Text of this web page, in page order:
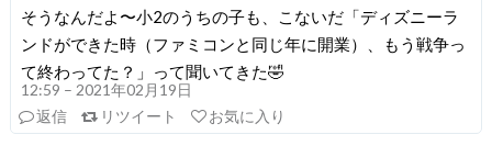
そうなんだよ〜小2のうちの子も、こないだ「ディズニーラ
ンドができた時（ファミコンと同じ年に開業）、もう戦争っ
て終わってた？」って聞いてきた🤣
12:59 – 2021年02月19日
返信
リツイート お気に入り